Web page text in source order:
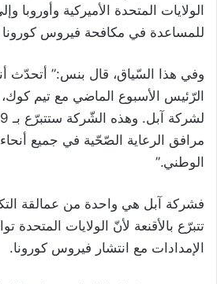
الولايات المتحدة الأميركية وأوروبا
للمساعدة في مكافحة فيروس
وفي هذا السّياق، قال بنس:” أتحدّث
الرّئيس الأسبوع الماضي مع تيم كوك،
مرافق الرعاية الصّحّية في جميع أنحاء
الوطني.”
فشركة آبل هي واحدة من عمالقة
تتبرّع بالأقنعة لأنّ الولايات المتحدة
الإمدادات مع انتشار فيروس كورونا.